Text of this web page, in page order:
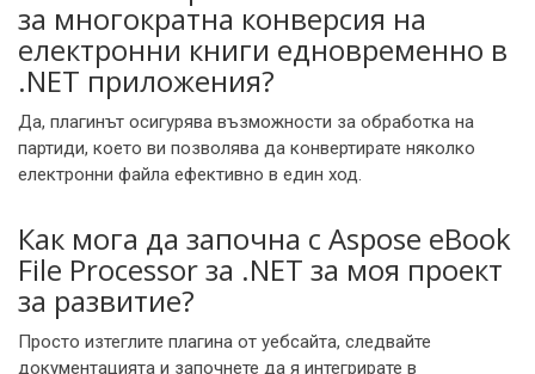
за многократна конверсия на
електронни книги едновременно в
.NET приложения?
Да, плагинът осигурява възможности за обработка на
партиди, което ви позволява да конвертирате няколко
електронни файла ефективно в един ход.
Как мога да започна с Aspose eBook
File Processor за .NET за моя проект
за развитие?
Просто изтеглите плагина от уебсайта, следвайте
документацията и започнете да я интегрирате в